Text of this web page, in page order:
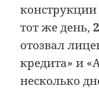
тот же день,
отозвал
кредита» и
несколько